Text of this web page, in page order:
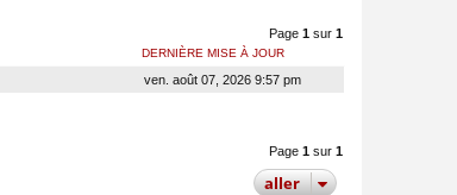
Page 1 sur 1
DERNIÈRE MISE À JOUR
ven. août 07, 2026 9:57 pm
Page 1 sur 1
aller